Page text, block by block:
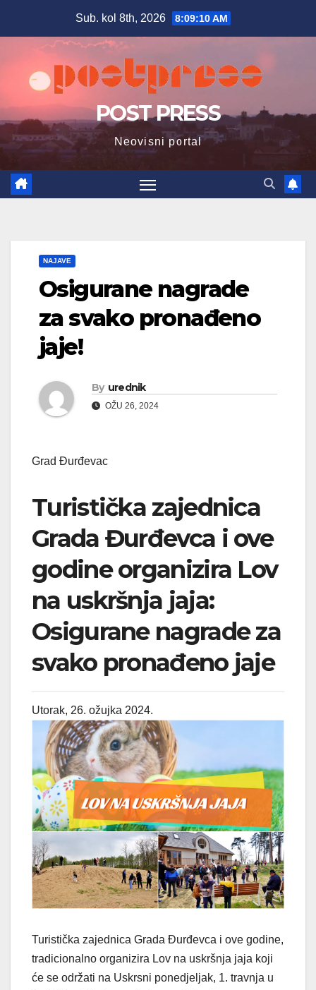
Sub. kol 8th, 2026 8:09:12 AM
POST PRESS
Neovisni portal
NAJAVE
Osigurane nagrade
za svako pronađeno
jaje!
By urednik
OŽU 26, 2024
Grad Đurđevac
Turistička zajednica
Grada Đurđevca i ove
godine organizira Lov
na uskršnja jaja:
Osigurane nagrade za
svako pronađeno jaje
Utorak, 26. ožujka 2024.
Turistička zajednica Grada Đurđevca i ove godine,
tradicionalno organizira Lov na uskršnja jaja koji
će se održati na Uskrsni ponedjeljak, 1. travnja u